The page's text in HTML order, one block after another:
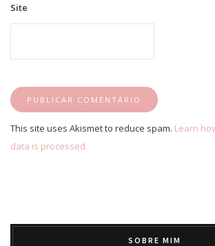
Site
This site uses Akismet to reduce spam. Learn
data is processed.
SOBRE MIM